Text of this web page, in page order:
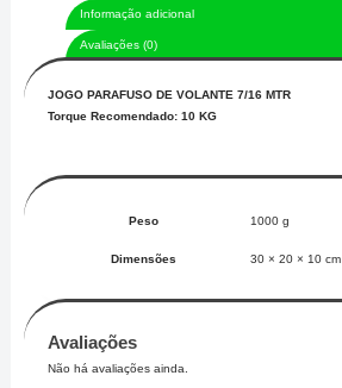
Informação adicional
Avaliações (0)
JOGO PARAFUSO DE VOLANTE 7/16 MTR
Torque Recomendado: 10 KG
Peso 1000 g
Dimensões 30 × 20 × 10 cm
Avaliações
Não há avaliações ainda.